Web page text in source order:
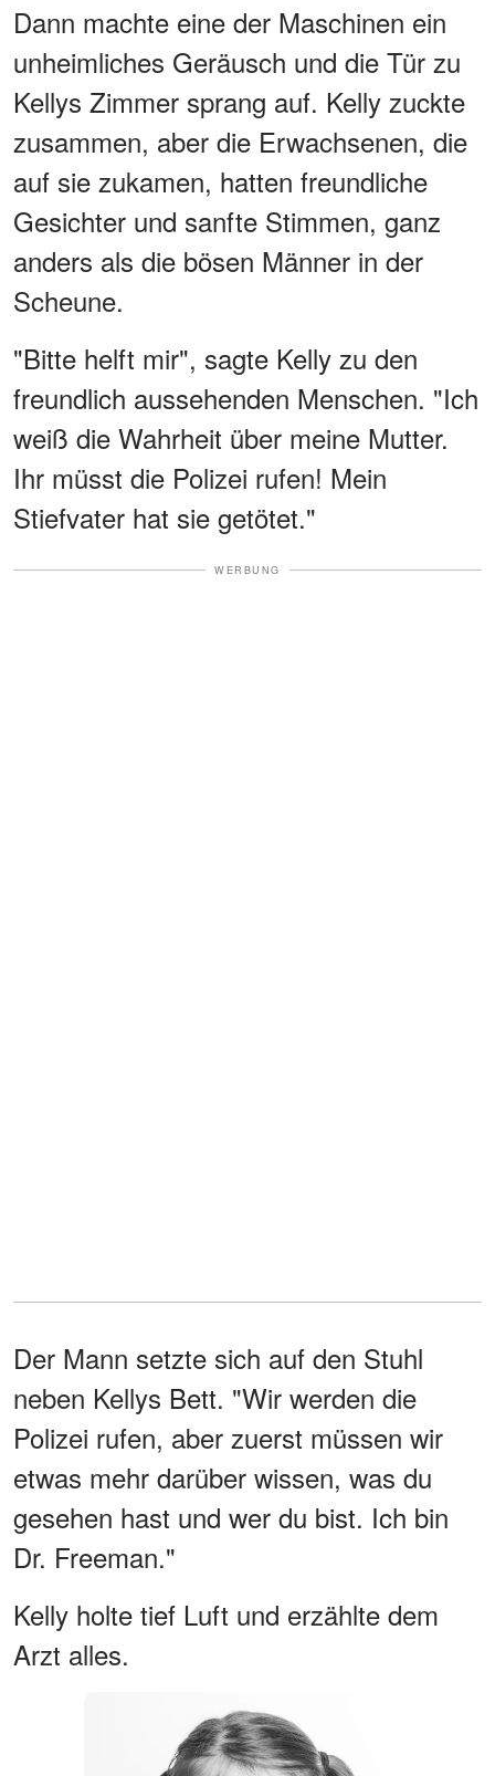
Dann machte eine der Maschinen ein
unheimliches Geräusch und die Tür zu
Kellys Zimmer sprang auf. Kelly zuckte
zusammen, aber die Erwachsenen, die
auf sie zukamen, hatten freundliche
Gesichter und sanfte Stimmen, ganz
anders als die bösen Männer in der
Scheune.
"Bitte helft mir", sagte Kelly zu den
freundlich aussehenden Menschen. "Ich
weiß die Wahrheit über meine Mutter.
Ihr müsst die Polizei rufen! Mein
Stiefvater hat sie getötet."
WERBUNG
Der Mann setzte sich auf den Stuhl
neben Kellys Bett. "Wir werden die
Polizei rufen, aber zuerst müssen wir
etwas mehr darüber wissen, was du
gesehen hast und wer du bist. Ich bin
Dr. Freeman."
Kelly holte tief Luft und erzählte dem
Arzt alles.